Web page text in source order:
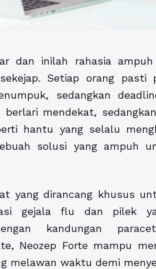
dan inilah rahasia ampuh
Setiap orang
sedangkan
mendekat,
hantu yang selalu
solusi yang ampuh
yang dirancang khusus
gejala flu dan pilek
kandungan
Neozep Forte mampu
melawan waktu demi